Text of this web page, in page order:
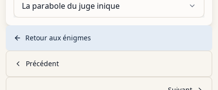
La parabole du juge inique
Retour aux énigmes
Précédent